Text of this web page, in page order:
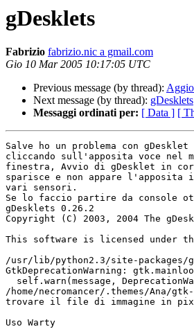
gDesklets
Fabrizio fabrizio.nic a gmail.com
Gio 10 Mar 2005 10:17:05 UTC
Previous message (by thread):
Next message (by thread): gDesklets
Messaggi ordinati per: [ Data ] [
Salve ho un problema con
cliccando sull'apposita voce nel
finestra, Avvio di gDesklet in
sparisce e non appare
vari sensori.
Se lo faccio partire da console
gDesklets 0.26.2
Copyright (C) 2003, 2004 The
This software is licensed under
/usr/lib/python2.3/site-
GtkDeprecationWarning:
/home/necromancer/.themes/
trovare il file di immagine in
Uso Warty